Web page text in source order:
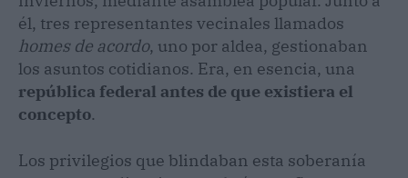
él, tres representantes vecinales llamados
homes de acordo, uno por aldea, gestionaban
los asuntos cotidianos. Era, en esencia, una
república federal antes de que existiera el
concepto.
Los privilegios que blindaban esta soberanía